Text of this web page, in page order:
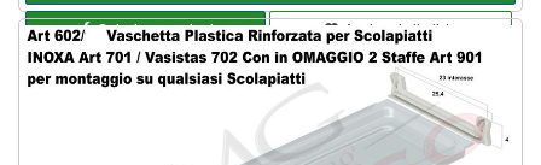
Seleziona opzioni
Aggiungi alla lista